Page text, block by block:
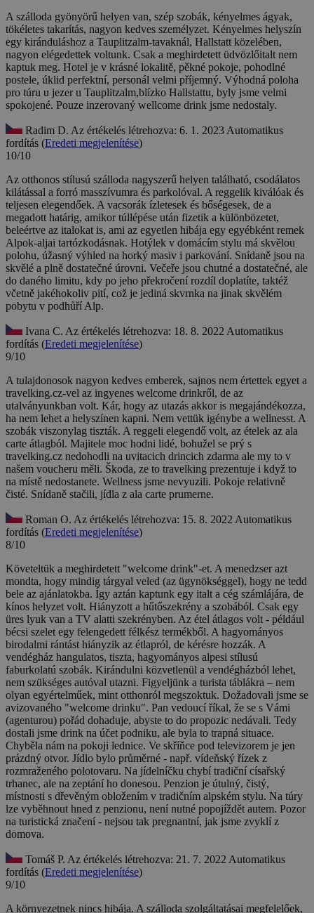
A szálloda gyönyörű helyen van, szép szobák, kényelmes ágyak,
tökéletes takarítás, nagyon kedves személyzet. Kényelmes helyszín
egy kiránduláshoz a Tauplitzalm-tavaknál, Hallstatt közelében,
nagyon elégedettek voltunk. Csak a meghirdetett üdvözlőitalt nem
kaptuk meg. Hotel je v krásné lokalitě, pěkné pokoje, pohodlné
postele, úklid perfektní, personál velmi příjemný. Výhodná poloha
pro túru u jezer u Tauplitzalm,blízko Hallstattu, byly jsme velmi
spokojené. Pouze inzerovaný wellcome drink jsme nedostaly.
Radim D. Az értékelés létrehozva: 6. 1. 2023 Automatikus
fordítás (Eredeti megjelenítése)
10/10
Az otthonos stílusú szálloda nagyszerű helyen található, csodálatos
kilátással a forró masszívumra és parkolóval. A reggelik kiválóak és
teljesen elegendőek. A vacsorák ízletesek és bőségesek, de a
megadott határig, amikor túllépése után fizetik a különbözetet,
beleértve az italokat is, ami az egyetlen hibája egy egyébként remek
Alpok-aljai tartózkodásnak. Hotýlek v domácím stylu má skvělou
polohu, úžasný výhled na horký masiv i parkování. Snídaně jsou na
skvělé a plně dostatečné úrovni. Večeře jsou chutné a dostatečné, ale
do daného limitu, kdy po jeho překročení rozdíl doplatíte, taktéž
včetně jakéhokoliv pití, což je jediná skvrnka na jinak skvělém
pobytu v podhůří Alp.
Ivana C. Az értékelés létrehozva: 18. 8. 2022 Automatikus
fordítás (Eredeti megjelenítése)
9/10
A tulajdonosok nagyon kedves emberek, sajnos nem értettek egyet a
travelking.cz-vel az ingyenes welcome drinkről, de az
utalványunkban volt. Kár, hogy az utazás akkor is megajándékozza,
ha nem lehet a helyszínen kapni. Nem vettük igénybe a wellnesst. A
szobák viszonylag tiszták. A reggeli elegendő volt, az ételek az ala
carte átlagból. Majitele moc hodni lidé, bohužel se prý s
travelking.cz nedohodli na uvitacich drincich zdarma ale my to v
našem voucheru měli. Škoda, ze to travelking prezentuje i když to
na místě nedostanete. Wellness jsme nevyuzili. Pokoje relativně
čisté. Snídaně stačili, jídla z ala carte prumerne.
Roman O. Az értékelés létrehozva: 15. 8. 2022 Automatikus
fordítás (Eredeti megjelenítése)
8/10
Követeltük a meghirdetett "welcome drink"-et. A menedzser azt
mondta, hogy mindig tárgyal veled (az ügynökséggel), hogy ne tedd
bele az ajánlatokba. Így aztán kaptunk egy italt a cég számlájára, de
kínos helyzet volt. Hiányzott a hűtőszekrény a szobából. Csak egy
üres lyuk van a TV alatti szekrényben. Az étel átlagos volt - például
bécsi szelet egy felengedett félkész termékből. A hagyományos
birodalmi rántást hiányzik az étlapról, de kérésre hozzák. A
vendégház hangulatos, tiszta, hagyományos alpesi stílusú
faburkolatú szobák. Kirándulni közvetlenül a vendégházból lehet,
nem szükséges autóval utazni. Figyeljünk a turista táblákra – nem
olyan egyértelműek, mint otthonról megszoktuk. Dožadovali jsme se
avizovaného "welcome drinku". Pan vedoucí říkal, že se s Vámi
(agenturou) pořád dohaduje, abyste to do propozic nedávali. Tedy
dostali jsme drink na účet podniku, ale byla to trapná situace.
Chyběla nám na pokoji lednice. Ve skříňce pod televizorem je jen
prázdný otvor. Jídlo bylo průměrné - např. vídeňský řízek z
rozmraženého polotovaru. Na jídelníčku chybí tradiční císařský
trhanec, ale na zeptání ho donesou. Penzion je útulný, čistý,
místnosti s dřevěným obložením v tradičním alpském stylu. Na túry
lze vyběhnout hned z penzionu, není nutné popojíždět autem. Pozor
na turistická značení - nejsou tak pregnantní, jak jsme zvyklí z
domova.
Tomáš P. Az értékelés létrehozva: 21. 7. 2022 Automatikus
fordítás (Eredeti megjelenítése)
9/10
A környezetnek nincs hibája. A szálloda szolgáltatásai megfelelőek,